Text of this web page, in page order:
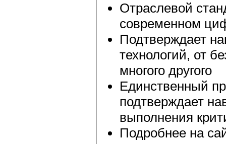
Отраслевой
современном
Подтверждает
технологий, от
многого другого
Единственный
подтверждает
выполнения
Подробнее на